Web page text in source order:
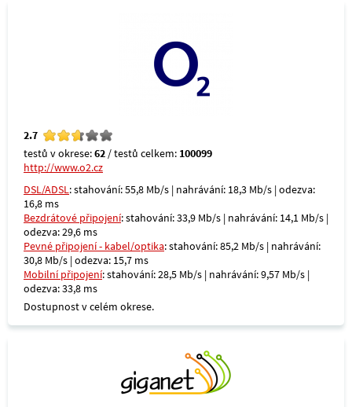
2.7
testů v okrese:62 / testů celkem: 100099
http://www.o2.cz
DSL/ADSL: stahování: 55,8 Mb/s | nahrávání: 18,3 Mb/s | odezva:
16,8 ms
Bezdrátové připojení: stahování: 33,9 Mb/s | nahrávání: 14,1 Mb/s |
odezva: 29,6 ms
Pevné připojení - kabel/optika: stahování: 85,2 Mb/s | nahrávání:
30,8 Mb/s | odezva: 15,7 ms
Mobilní připojení: stahování: 28,5 Mb/s | nahrávání: 9,57 Mb/s |
odezva: 33,8 ms
Dostupnost v celém okrese.